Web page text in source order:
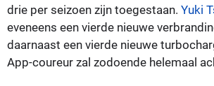
drie per seizoen zijn toegestaan. Yuki
eveneens een vierde nieuwe
daarnaast een vierde nieuwe
App-coureur zal zodoende helemaal